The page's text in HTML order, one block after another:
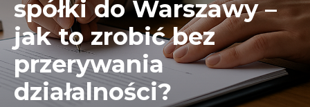
spółki do Warszawy –
jak to zrobić bez
przerywania
działalności?